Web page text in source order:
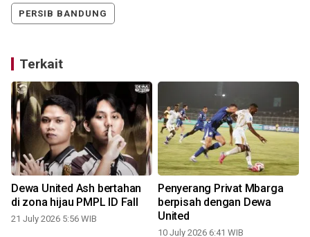
PERSIB BANDUNG
Terkait
Dewa United Ash bertahan
di zona hijau PMPL ID Fall
21 July 2026 5:56 WIB
Penyerang Privat Mbarga
berpisah dengan Dewa
United
10 July 2026 6:41 WIB